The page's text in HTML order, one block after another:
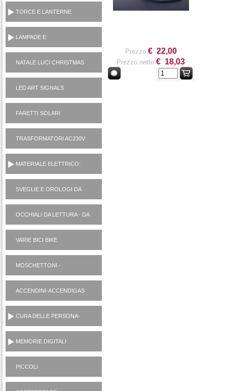
TORCE E LANTERNE
PORTATILI
LAMPADE E
ILLUMINOTECNICA
NATALE LUCI CHRISTMAS
LED ART SIGNALS
FARETTI SOLARI
TRASFORMATORI AC230V
AD ALIMENTATORI 12V
MATERIALE ELETTRICO:
VARIE
SVEGLIE E OROLOGI DA
PARETE
OCCHIALI DA LETTURA - DA
SOLE
VARIE BICI BIKE
MOSCHETTONI -
PORTACHIAVI
ACCENDINI-ACCENDIGAS
CUCINA-RICARICA GAS
CURA DELLE PERSONA-
MANICURE-LAMETTE
MEMORIE DIGITALI
PICCOLI
ELETTRODOMESTICI
Prezzo € 22,00
Prezzo netto € 18,03